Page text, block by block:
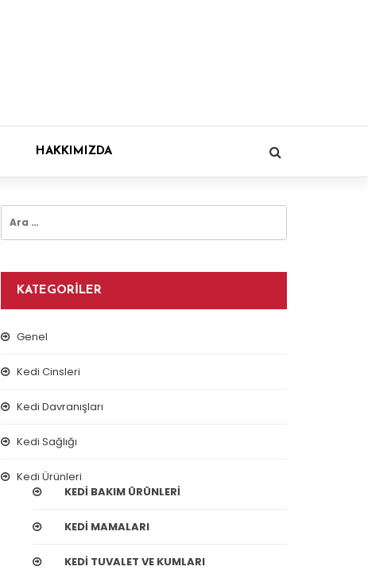
HAKKIMIZDA
Arama:
KATEGORILER
Genel
Kedi Cinsleri
Kedi Davranışları
Kedi Sağlığı
Kedi Ürünleri
KEDI BAKIM ÜRÜNLERI
KEDI MAMALARI
KEDI TUVALET VE KUMLARI